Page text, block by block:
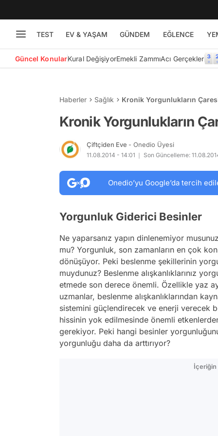
TEST EV & YAŞAM GÜNDEM EĞLENCE
Güncel KonularKural DeğişiyorEmekli ZammıAcı Gerçekler
Haberler Sağlık Kronik Yorgunlukların
Kronik Yorgunlukların
Çiftçiden Eve - Onedio Üyesi
11.08.2014 - 14:01 Son Güncelleme:
Onedio’yu Google’da tercih
Yorgunluk Giderici Besinler
Ne yaparsanız yapın dinlenemiyor
mu? Yorgunluk, son zamanların en çok
dönüşüyor. Peki beslenme şekillerinin
muydunuz? Beslenme alışkanlıklarınız
etmede son derece önemli. Özellikle yaz
uzmanlar, beslenme alışkanlıklarından
sistemini güçlendirecek ve enerji verecek
hissinin yok edilmesinde önemli
gerekiyor. Peki hangi besinler
yorgunluğu daha da arttırıyor?
İçeriğin